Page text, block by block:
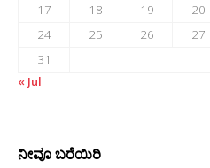
17
18 19 20
24
25 26 27
31
« Jul
ನೀವೂ ಬರೆಯಿರಿ